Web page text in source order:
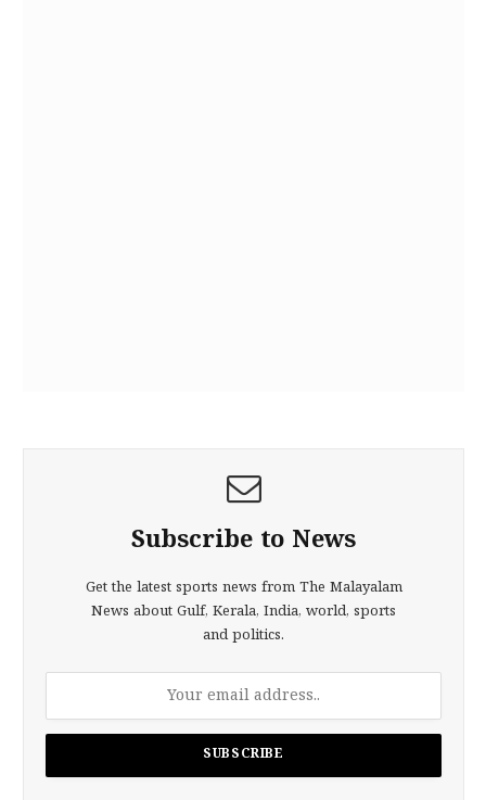
Subscribe to News
Get the latest sports news from The Malayalam
News about Gulf, Kerala, India, world, sports
and politics.